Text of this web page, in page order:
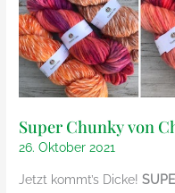
Super Chunky von
26. Oktober 2021
Jetzt kommt’s Dicke!